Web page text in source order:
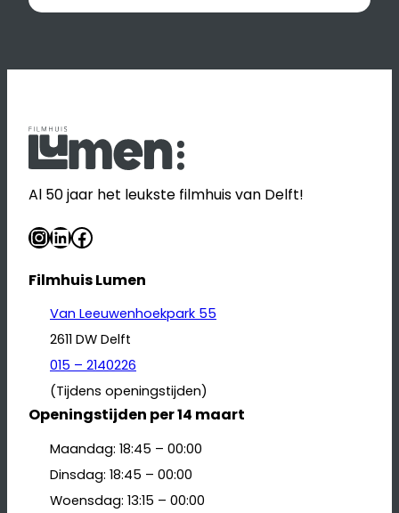
Al 50 jaar het leukste filmhuis van Delft!
InstagramLinkedIn Facebook
Filmhuis Lumen
Van Leeuwenhoekpark 55
2611 DW Delft
015 – 2140226
(Tijdens openingstijden)
Openingstijden per 14 maart
Maandag: 18:45 – 00:00
Dinsdag: 18:45 – 00:00
Woensdag: 13:15 – 00:00